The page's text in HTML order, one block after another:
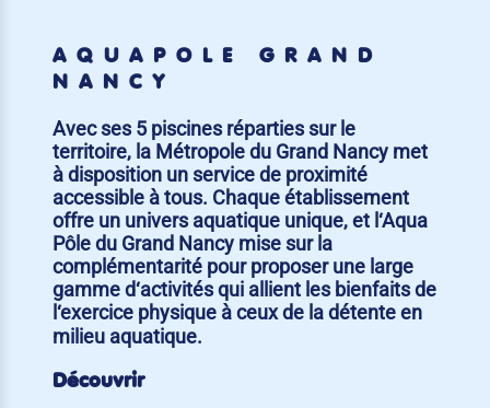
AQUAPÔLE GRAND
NANCY
Avec ses 5 piscines réparties sur le
territoire, la Métropole du Grand Nancy met
à disposition un service de proximité
accessible à tous. Chaque établissement
offre un univers aquatique unique, et l‘Aqua
Pôle du Grand Nancy mise sur la
complémentarité pour proposer une large
gamme d‘activités qui allient les bienfaits de
l‘exercice physique à ceux de la détente en
milieu aquatique.
Découvrir